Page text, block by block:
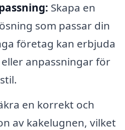
Skapa en
som passar din
företag kan erbjuda
anpassningar för
en korrekt och
av kakelugnen, vilket